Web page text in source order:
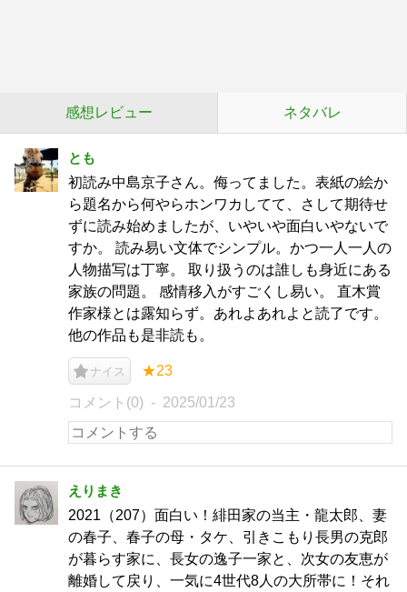
感想レビュー ネタバレ
とも
初読み中島京子さん。侮ってました。表紙の絵か
ら題名から何やらホンワカしてて、さして期待せ
ずに読み始めましたが、いやいや面白いやないで
すか。 読み易い文体でシンプル。かつ一人一人の
人物描写は丁寧。 取り扱うのは誰しも身近にある
家族の問題。 感情移入がすごくし易い。 直木賞
作家様とは露知らず。あれよあれよと読了です。
他の作品も是非読も。
ナイス ★23
コメント(0) 2025/01/23
えりまき
2021（207）面白い！緋田家の当主・龍太郎、妻
の春子、春子の母・タケ、引きこもり長男の克郎
が暮らす家に、長女の逸子一家と、次女の友恵が
離婚して戻り、一気に4世代8人の大所帯に！それ